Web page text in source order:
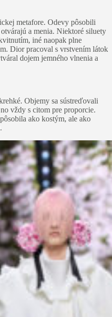
metafore. Odevy pôsobili
a menia. Niektoré siluety
iné naopak plne
Dior pracoval s vrstvením látok
dojem jemného vlnenia a
Objemy sa sústreďovali
vždy s citom pre proporcie.
ako kostým, ale ako